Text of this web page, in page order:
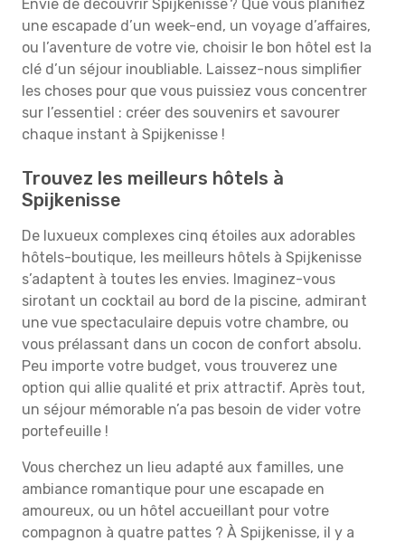
Envie de découvrir Spijkenisse ? Que vous planifiez
une escapade d’un week-end, un voyage d’affaires,
ou l’aventure de votre vie, choisir le bon hôtel est la
clé d’un séjour inoubliable. Laissez-nous simplifier
les choses pour que vous puissiez vous concentrer
sur l’essentiel : créer des souvenirs et savourer
chaque instant à Spijkenisse !
Trouvez les meilleurs hôtels à
Spijkenisse
De luxueux complexes cinq étoiles aux adorables
hôtels-boutique, les meilleurs hôtels à Spijkenisse
s’adaptent à toutes les envies. Imaginez-vous
sirotant un cocktail au bord de la piscine, admirant
une vue spectaculaire depuis votre chambre, ou
vous prélassant dans un cocon de confort absolu.
Peu importe votre budget, vous trouverez une
option qui allie qualité et prix attractif. Après tout,
un séjour mémorable n’a pas besoin de vider votre
portefeuille !
Vous cherchez un lieu adapté aux familles, une
ambiance romantique pour une escapade en
amoureux, ou un hôtel accueillant pour votre
compagnon à quatre pattes ? À Spijkenisse, il y a